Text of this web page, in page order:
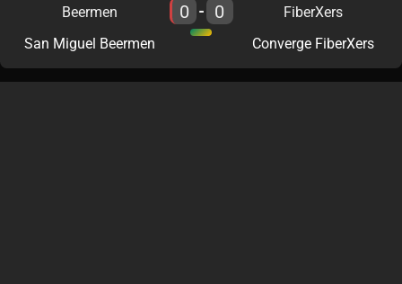
San Miguel Beermen
0 - 0
Converge FiberXers